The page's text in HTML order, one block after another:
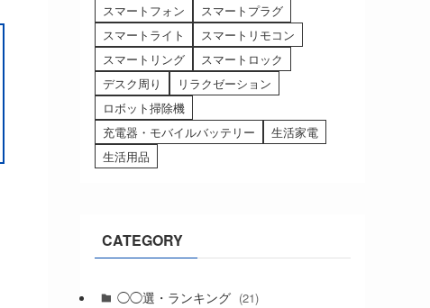
スマートフォン
スマートプラグ
スマートライト
スマートリモコン
スマートリング
スマートロック
デスク周り
リラクゼーション
ロボット掃除機
充電器・モバイルバッテリー
生活家電
生活用品
CATEGORY
◯◯選・ランキング (21)